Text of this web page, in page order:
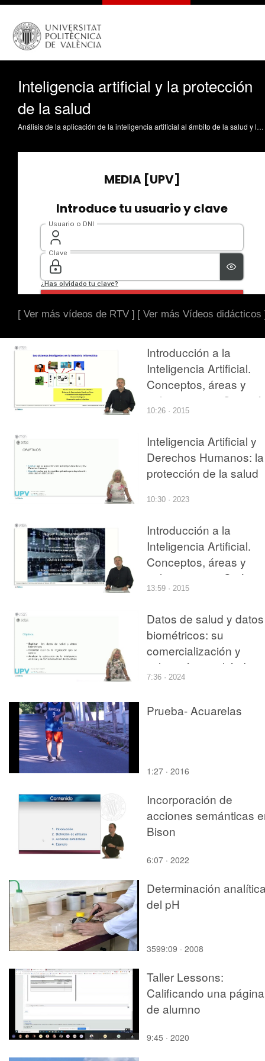
Inteligencia artificial y la protección
de la salud
Análisis de la aplicación de la inteligencia artificial al ámbito de la salud y la mediciona Ramón Fernández, F. (2022). Inteligencia artificial y la protección de la salud. Universitat Politècnica de València. https://riunet.upv.es/handle/10251/190683 DER
[ Ver más vídeos de RTV ] [ Ver más Vídeos didácticos
Introducción a la
Inteligencia Artificial.
Conceptos, áreas y
aplicaciones. ¿Se está
utilizando la tecnología
en la industria
informática?
10:26 · 2015
Inteligencia Artificial y
Derechos Humanos: la
protección de la salud
10:30 · 2023
Introducción a la
Inteligencia Artificial.
Conceptos, áreas y
aplicaciones. ¿Qué es
sistema inteligente?
13:59 · 2015
Datos de salud y datos
biométricos: su
comercialización y
utilización en el ámbito
de la inteligencia
7:36 · 2024
Prueba- Acuarelas
1:27 · 2016
Incorporación de
acciones semánticas
Bison
6:07 · 2022
Determinación
del pH
3599:09 · 2008
Taller Lessons:
Calificando una página
de alumno
9:45 · 2020